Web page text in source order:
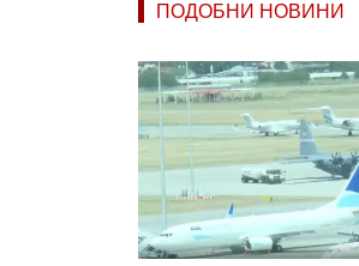
ПОДОБНИ НОВИНИ